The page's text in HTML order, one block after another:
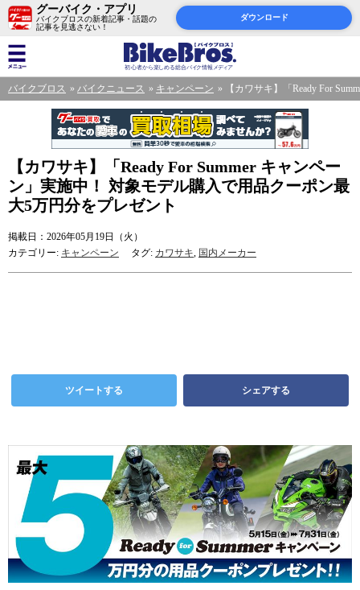
グーバイク・アプリ
バイクブロスの新着記事・話題の
記事を見逃さない！
ダウンロード
バイクブロス バイクニュース キャンペーン 【カワサキ】「Ready For
【カワサキ】「Ready For Summer キャンペー
ン」実施中！ 対象モデル購入で用品クーポン最
大5万円分をプレゼント
掲載日：2026年05月19日（火）
カテゴリー: キャンペーン タグ: カワサキ, 国内メーカー
ツイートする シェアする